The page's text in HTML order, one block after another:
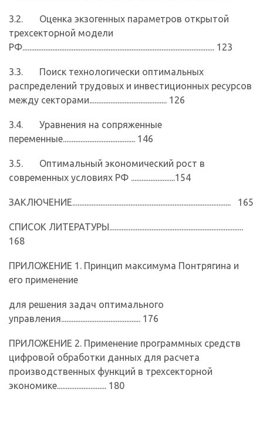
3.2. Оценка экзогенных параметров открытой
трехсекторной модели
РФ............................................................................................................. 123
3.3. Поиск технологически оптимальных
распределений трудовых и инвестиционных ресурсов
между секторами............................................ 126
3.4. Уравнения на сопряженные
переменные......................................... 146
3.5. Оптимальный экономический рост в
современных условиях РФ .........................154
ЗАКЛЮЧЕНИЕ.......................................................................................... 165
СПИСОК ЛИТЕРАТУРЫ............................................................................
168
ПРИЛОЖЕНИЕ 1. Принцип максимума Понтрягина и
его применение
для решения задач оптимального
управления............................................. 176
ПРИЛОЖЕНИЕ 2. Применение программных средств
цифровой обработки данных для расчета
производственных функций в трехсекторной
экономике............................ 180